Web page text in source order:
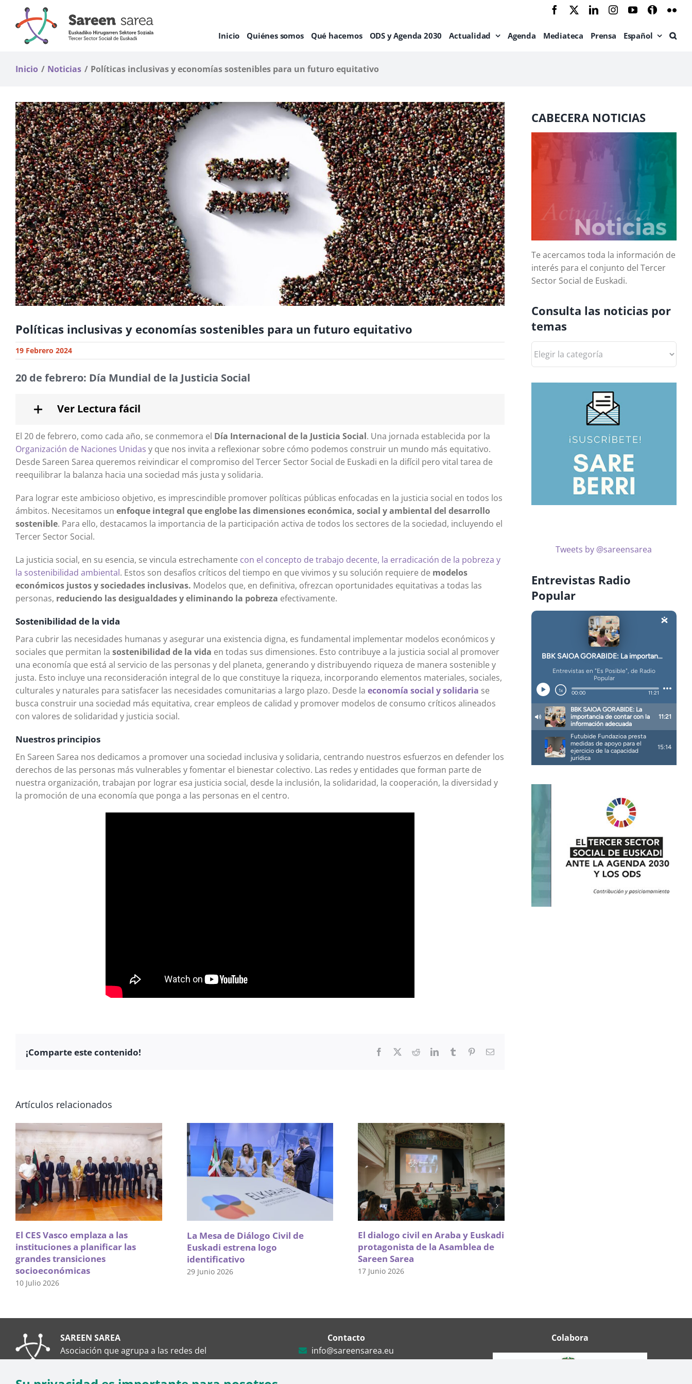
contenido
Facebook LinkedInInstagramYouTube
Ivoox
Inicio Quiénes somos Qué hacemos ODS y Agenda 2030 Actualidad Agenda Mediateca Prensa Español
Inicio Noticias Políticas inclusivas y economías sostenibles para un futuro equitativo
Políticas inclusivas y economías sostenibles para un futuro equitativo
19 Febrero 2024
20 de febrero: Día Mundial de la Justicia Social
Ver Lectura fácil
El 20 de febrero, como cada año, se conmemora el Día Internacional de la Justicia Social. Una jornada establecida por la
Organización de Naciones Unidas y que nos invita a reflexionar sobre cómo podemos construir un mundo más equitativo.
Desde Sareen Sarea queremos reivindicar el compromiso del Tercer Sector Social de Euskadi en la difícil pero vital tarea de
reequilibrar la balanza hacia una sociedad más justa y solidaria.
Para lograr este ambicioso objetivo, es imprescindible promover políticas públicas enfocadas en la justicia social en todos los
ámbitos. Necesitamos un enfoque integral que englobe las dimensiones económica, social y ambiental del desarrollo
sostenible. Para ello, destacamos la importancia de la participación activa de todos los sectores de la sociedad, incluyendo el
Tercer Sector Social.
La justicia social, en su esencia, se vincula estrechamente con el concepto de trabajo decente, la erradicación de la pobreza y
la sostenibilidad ambiental. Estos son desafíos críticos del tiempo en que vivimos y su solución requiere de modelos
económicos justos y sociedades inclusivas. Modelos que, en definitiva, ofrezcan oportunidades equitativas a todas las
personas, reduciendo las desigualdades y eliminando la pobreza efectivamente.
Sostenibilidad de la vida
Para cubrir las necesidades humanas y asegurar una existencia digna, es fundamental implementar modelos económicos y
sociales que permitan la sostenibilidad de la vida en todas sus dimensiones. Esto contribuye a la justicia social al promover
una economía que está al servicio de las personas y del planeta, generando y distribuyendo riqueza de manera sostenible y
justa. Esto incluye una reconsideración integral de lo que constituye la riqueza, incorporando elementos materiales, sociales,
culturales y naturales para satisfacer las necesidades comunitarias a largo plazo. Desde la economía social y solidaria se
busca construir una sociedad más equitativa, crear empleos de calidad y promover modelos de consumo críticos alineados
con valores de solidaridad y justicia social.
Nuestros principios
En Sareen Sarea nos dedicamos a promover una sociedad inclusiva y solidaria, centrando nuestros esfuerzos en defender los
derechos de las personas más vulnerables y fomentar el bienestar colectivo. Las redes y entidades que forman parte de
nuestra organización, trabajan por lograr esa justicia social, desde la inclusión, la solidaridad, la cooperación, la diversidad y
la promoción de una economía que ponga a las personas en el centro.
¡Comparte este contenido! Facebook RedditLinkedInTumblr PinterestCorreo
Artículos relacionados
El CES Vasco emplaza a las
instituciones a planificar las
grandes transiciones
socioeconómicas
10 Julio 2026
La Mesa de Diálogo Civil de
Euskadi estrena logo
identificativo
29 Junio 2026
El dialogo civil en Araba y Euskadi
protagonista de la Asamblea de
Sareen Sarea
17 Junio 2026
CABECERA NOTICIAS
Te acercamos toda la información de
interés para el conjunto del Tercer
Sector Social de Euskadi.
Consulta las noticias por
temas
las
por
Tweets by @sareensarea
Entrevistas Radio
Popular
SAREEN SAREA
Asociación que agrupa a las redes del
Contacto
info@sareensarea.eu
Colabora